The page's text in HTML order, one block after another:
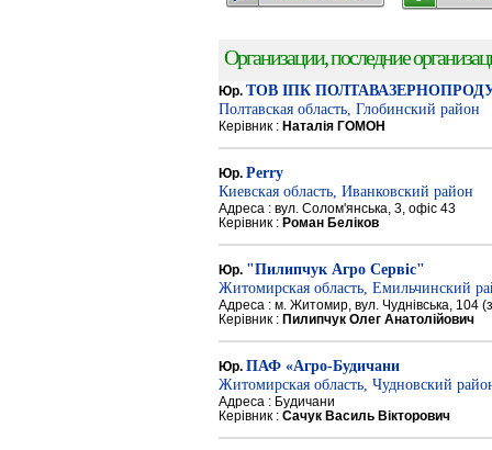
Организации, последние
Юр. ТОВ ІПК
Полтавская область, Глобинский район
Керівник : Наталія ГОМОН
Юр. Perry
Киевская область, Иванковский район
Адреса : вул. Солом'янська, 3, офіс 43
Керівник : Роман Беліков
Юр. "Пилипчук Агро Сервіс"
Житомирская область, Емильчинский
Адреса : м. Житомир, вул. Чуднівська, 104
Керівник : Пилипчук Олег Анатолійович
Юр. ПАФ «Агро-Будичани
Житомирская область, Чудновский
Адреса : Будичани
Керівник : Сачук Василь Вікторович